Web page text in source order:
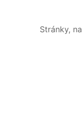
Stránky,